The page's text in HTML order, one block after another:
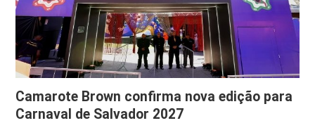
Camarote Brown confirma nova edição para
Carnaval de Salvador 2027